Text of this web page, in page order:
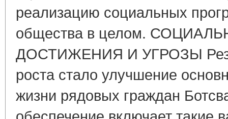
реализацию социальных
общества в целом.
ДОСТИЖЕНИЯ И УГРОЗЫ
роста стало улучшение
жизни рядовых граждан